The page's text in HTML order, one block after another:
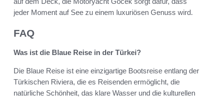
jeder Moment auf See zu einem luxuriösen Genuss wird.
FAQ
Was ist die Blaue Reise in der Türkei?
Die Blaue Reise ist eine einzigartige Bootsreise entlang der
Türkischen Riviera, die es Reisenden ermöglicht, die
natürliche Schönheit, das klare Wasser und die kulturellen